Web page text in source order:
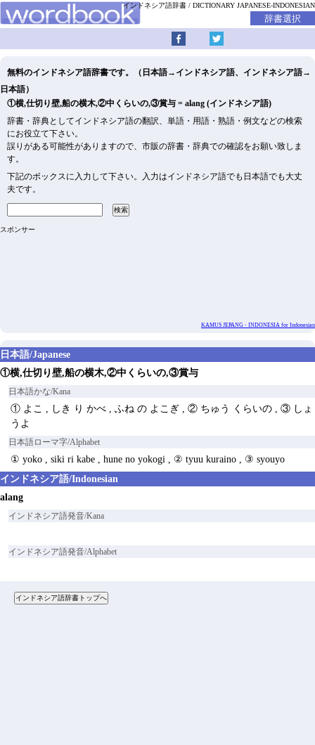
インドネシア語辞書 DICTIONARY JAPANESE-INDONESIAN
無料のインドネシア語辞書です。（日本語→インドネシア語、インドネシア語→
日本語）
①横,仕切り壁,船の横木,②中くらいの,③賞与 = alang (インドネシア語)
辞書・辞典としてインドネシア語の翻訳、単語・用語・熟語・例文などの検索
にお役立て下さい。
誤りがある可能性がありますので、市販の辞書・辞典での確認をお願い致しま
す。
下記のボックスに入力して下さい。入力はインドネシア語でも日本語でも大丈
夫です。
日本語/Japanese
①横,仕切り壁,船の横木,②中くらいの,③賞与
日本語かな/Kana
① よこ , しき り かべ , ふね の よこぎ , ② ちゅう くらいの , ③ しょ
うよ
日本語ローマ字/Alphabet
① yoko , siki ri kabe , hune no yokogi , ② tyuu kuraino , ③ syouyo
インドネシア語/Indonesian
alang
インドネシア語発音/Kana
インドネシア語発音/Alphabet
スポンサー
KAMUS JEPANG - INDONESIA for Indonesian